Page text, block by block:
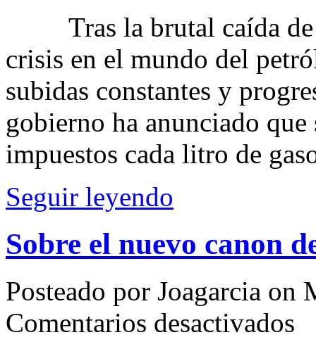
el
los
Tras la brutal caída de
crisis en el mundo del
subidas constantes y
gobierno ha anunciado
impuestos cada litro de
Seguir leyendo
Sobre el nuevo canon
Posteado por Joagarcia on
Comentarios desactivados